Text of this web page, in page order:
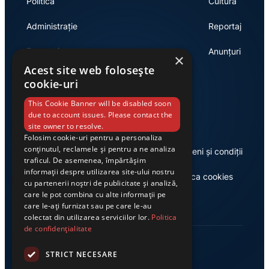
Administrație
Economie
Reportaj
Anunțuri
Link-uri utile
Despre noi
Casa de editură Exclusiv
Termeni și condiții
Politica cookies
×
Acest site web folosește
cookie-uri
This Cookie Banner will be disabled soon
due to account issues. Please contact the
site owner to resolve.
Folosim cookie-uri pentru a personaliza
conținutul, reclamele și pentru a ne analiza
traficul. De asemenea, împărtășim
informații despre utilizarea site-ului nostru
cu partenerii noștri de publicitate și analiză,
care le pot combina cu alte informații pe
care le-ați furnizat sau pe care le-au
colectat din utilizarea serviciilor lor. Politica
de confidențialitate
STRICT NECESARE